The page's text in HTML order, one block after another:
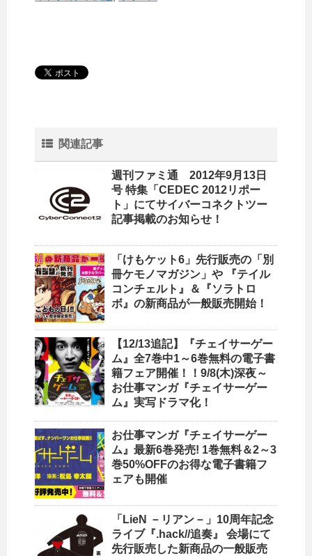
関連記事
週刊ファミ通 2012年9月13日
号 特集「CEDEC 2012リポー
ト」にてサイバーコネクトツー
記事掲載のお知らせ！
「けもケット6」先行販売の「別
冊ケモノマガジン」や 『テイル
コンチェルト』＆『ソラトロ
ボ』の新商品が一般販売開始！
【12/13追記】『チェイサーゲー
ム』全7巻中1～6巻無料の電子書
籍フェア開催！！9/8(木)深夜～
お仕事マンガ『チェイサーゲー
ム』実写ドラマ化！
お仕事マンガ『チェイサーゲー
ム』最新6巻発売! 1巻無料＆2～3
巻50%OFFのお得な電子書籍フ
ェアも開催
「LieN －リアン－」10周年記念
ライブ『.hack//追奏』 会場にて
先行販売した新商品の一般販売